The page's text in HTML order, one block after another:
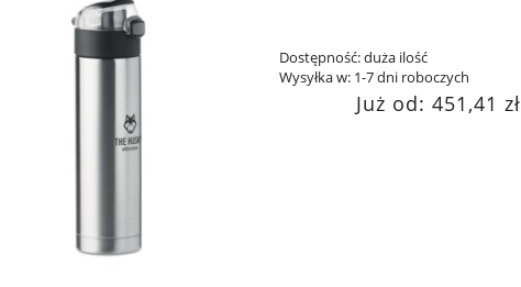
Dostępność:duża ilość
Wysyłka w: 1-7 dni roboczych
Już od:451,41 zł